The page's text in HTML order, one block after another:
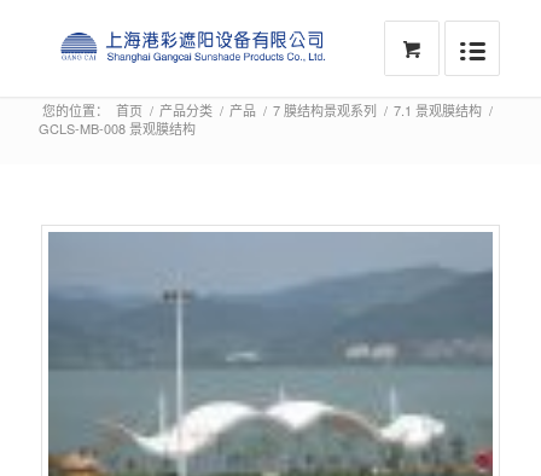
您的位置： 首页 / 产品分类 / 产品 / 7 膜结构景观系列 / 7.1 景观膜结构 /
GCLS-MB-008 景观膜结构